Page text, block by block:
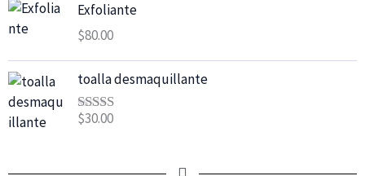
Exfoliante
$80.00
toalla desmaquillante
Valorado
$30.00